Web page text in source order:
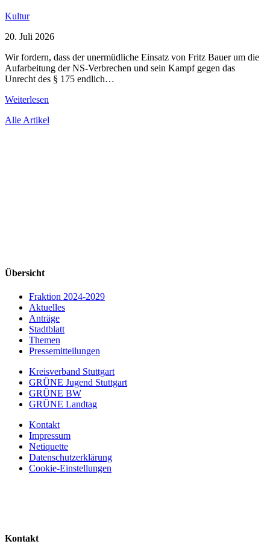
Kultur
20. Juli 2026
Wir fordern, dass der unermüdliche Einsatz von Fritz Bauer um die
Aufarbeitung der NS-Verbrechen und sein Kampf gegen das
Unrecht des § 175 endlich…
Weiterlesen
Alle Artikel
Übersicht
Fraktion 2024-2029
Aktuelles
Anträge
Stadtblatt
Themen
Pressemitteilungen
Kreisverband Stuttgart
GRÜNE Jugend Stuttgart
GRÜNE BW
GRÜNE Landtag
Kontakt
Impressum
Netiquette
Datenschutzerklärung
Cookie-Einstellungen
Kontakt